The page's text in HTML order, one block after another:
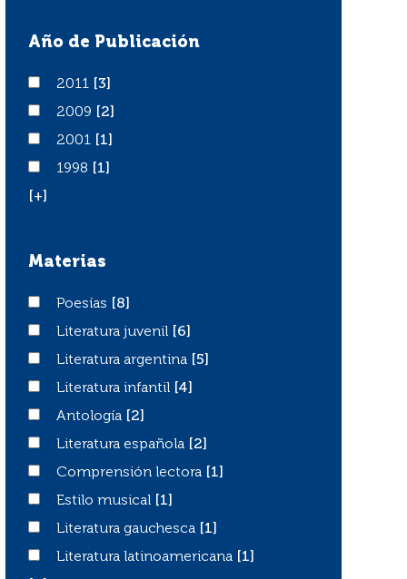
Año de Publicación
20112011
[3]
20092009
[2]
20012001
[1]
19981998
[1]
[+]
Materias
PoesíasPoesías
[8]
Literatura juvenil
Literatura juvenil
[6]
Literatura argentina
Literatura argentina
[5]
Literatura infantil
Literatura infantil
[4]
Antología
Antología
[2]
Literatura española
Literatura española
[2]
Comprensión lectora
Comprensión lectora
[1]
Estilo musical
Estilo musical
[1]
Literatura gauchesca
Literatura gauchesca
[1]
Literatura latinoamericana
Literatura latinoamericana
[1]